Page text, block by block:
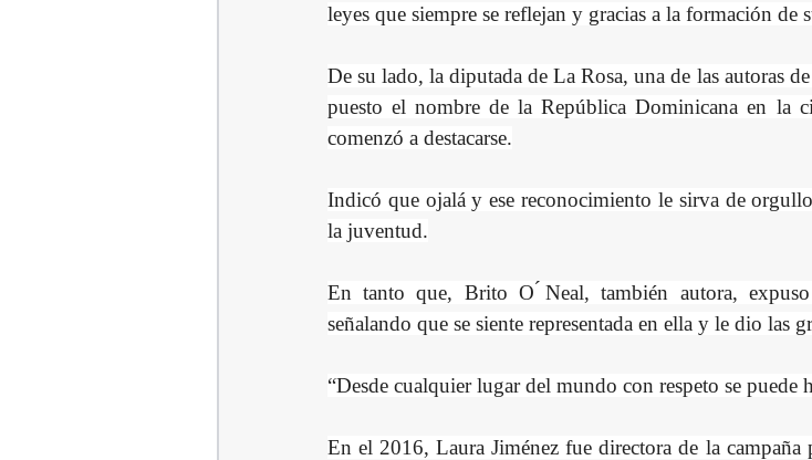
leyes que siempre se reflejan y gracias a la formación de
De su lado, la diputada de La Rosa, una de las autoras
puesto el nombre de la República Dominicana en la
comenzó a destacarse.
Indicó que ojalá y ese reconocimiento le sirva de
la juventud.
En tanto que, Brito O ́Neal, también autora,
señalando que se siente representada en ella y le dio las
“Desde cualquier lugar del mundo con respeto se puede
En el 2016, Laura Jiménez fue directora de la